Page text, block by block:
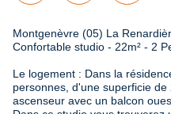
Montgenèvre (05) La
Confortable studio - 22m² - 2
Le logement : Dans la
personnes, d'une superficie
ascenseur avec un balcon